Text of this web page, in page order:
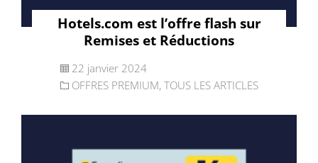
Hotels.com est l’offre flash sur
Remises et Réductions
22 janvier 2024
OFFRES PREMIUM, TOUS LES ARTICLES